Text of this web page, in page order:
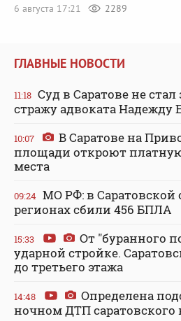
6 августа 17:21
2289
ГЛАВНЫЕ НОВОСТИ
11:18 Суд в Саратове не
стражу адвоката Надежду
10:07
В Саратове на
площади откроют
места
09:24 МО РФ: в Саратовской
регионах сбили 456 БПЛА
15:33
От "буранного
ударной стройке.
до третьего этажа
14:48
Определена
ночном ДТП саратовского